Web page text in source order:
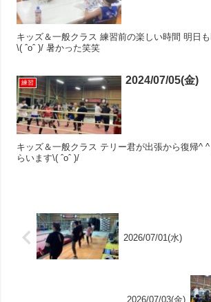
キッズ＆一般クラス 練習前の楽しい時間 明日
\( ˆoˆ )/ 暑かった笑笑
練習 2024/07/05(金)
キッズ＆一般クラス テリー君が出張から復帰^
らいます\( ˆoˆ )/
2026/07/01(水)
2026/07/03(金)